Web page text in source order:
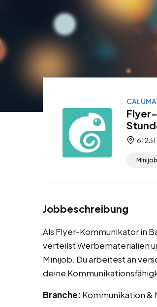
Minijob
Jobbeschreibung
Als Flyer-Kommunikator in
verteilst Werbematerialien
Minijob. Du arbeitest an
deine
Branche: Kommunikation &